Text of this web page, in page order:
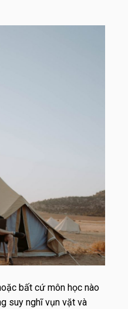
bất cứ môn học nào
suy nghĩ vụn vặt và